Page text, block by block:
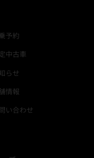
予約
中古車
らせ
情報
い合わせ